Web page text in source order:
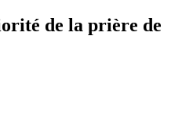
de la prière de